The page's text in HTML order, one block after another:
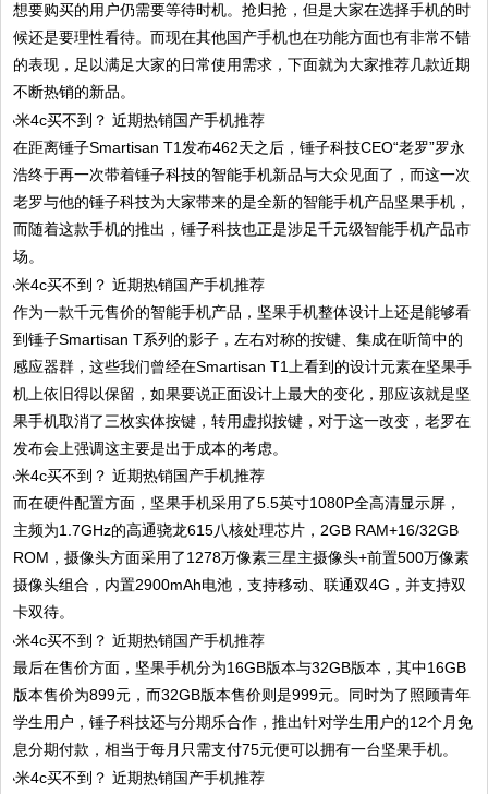
想要购买的用户仍需要等待时机。抢归抢，但是大家在选择手机的时
候还是要理性看待。而现在其他国产手机也在功能方面也有非常不错
的表现，足以满足大家的日常使用需求，下面就为大家推荐几款近期
不断热销的新品。
在距离锤子Smartisan T1发布462天之后，锤子科技CEO“老罗”罗永
浩终于再一次带着锤子科技的智能手机新品与大众见面了，而这一次
老罗与他的锤子科技为大家带来的是全新的智能手机产品坚果手机，
而随着这款手机的推出，锤子科技也正是涉足千元级智能手机产品市
场。
作为一款千元售价的智能手机产品，坚果手机整体设计上还是能够看
到锤子Smartisan T系列的影子，左右对称的按键、集成在听筒中的
感应器群，这些我们曾经在Smartisan T1上看到的设计元素在坚果手
机上依旧得以保留，如果要说正面设计上最大的变化，那应该就是坚
果手机取消了三枚实体按键，转用虚拟按键，对于这一改变，老罗在
发布会上强调这主要是出于成本的考虑。
而在硬件配置方面，坚果手机采用了5.5英寸1080P全高清显示屏，
主频为1.7GHz的高通骁龙615八核处理芯片，2GB RAM+16/32GB
ROM，摄像头方面采用了1278万像素三星主摄像头+前置500万像素
摄像头组合，内置2900mAh电池，支持移动、联通双4G，并支持双
卡双待。
最后在售价方面，坚果手机分为16GB版本与32GB版本，其中16GB
版本售价为899元，而32GB版本售价则是999元。同时为了照顾青年
学生用户，锤子科技还与分期乐合作，推出针对学生用户的12个月免
息分期付款，相当于每月只需支付75元便可以拥有一台坚果手机。